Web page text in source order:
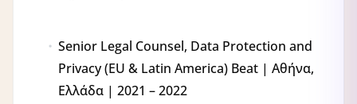
Senior Legal Counsel, Data Protection and
Privacy (EU & Latin America) Beat | Αθήνα,
Ελλάδα | 2021 – 2022